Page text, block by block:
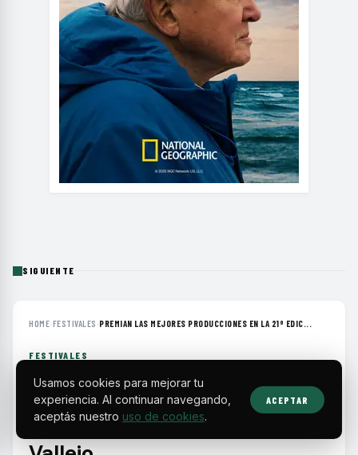
SIGUIENTE
HOME›FESTIVALES ›PREMIAN LAS MEJORES PRODUCCIONES EN LA 21ª EDIC...
FESTIVALES
Premian las mejores
producciones en la 21ª edición
del Festival de Cine Gerardo
Usamos cookies para mejorar tu
experiencia. Al continuar navegando,
aceptás nuestro uso de cookies.
ACEPTAR